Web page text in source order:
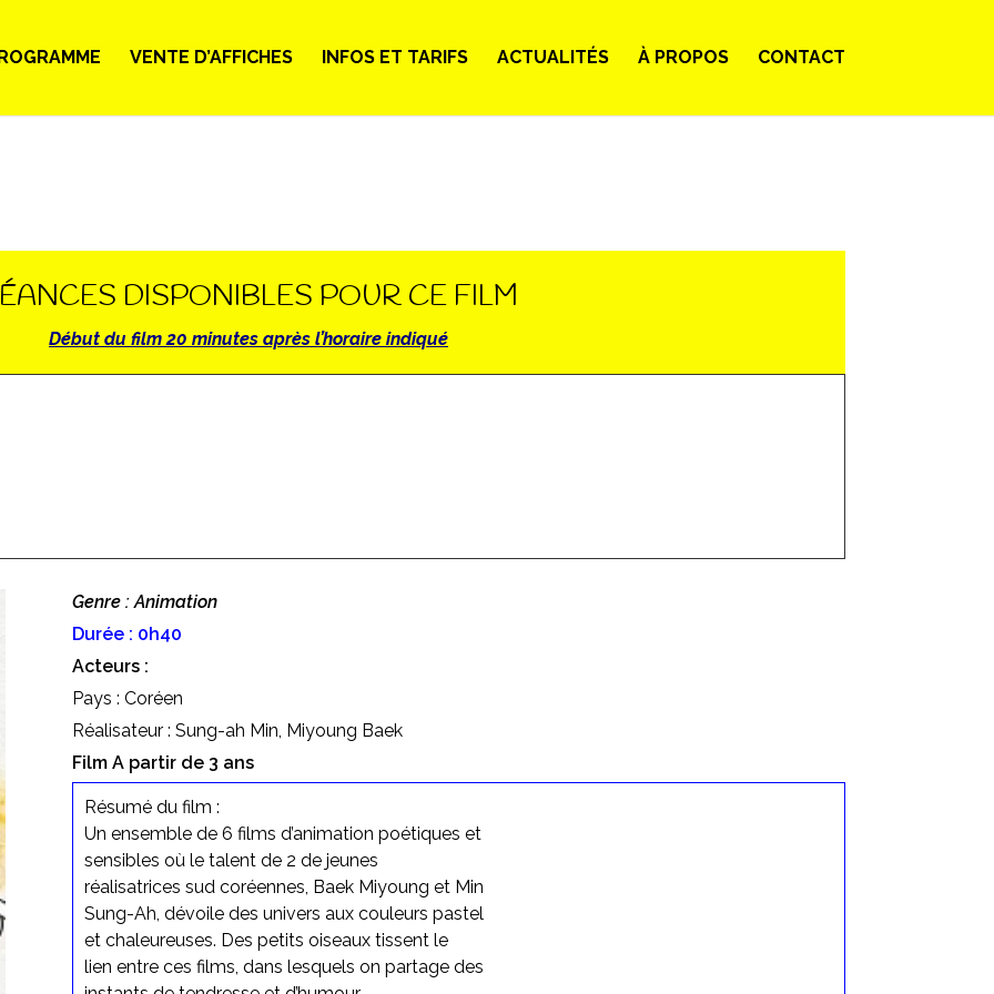
VENTE D’AFFICHES INFOS ET TARIFS ACTUALITÉS À PROPOS CONTACT
DISPONIBLES POUR CE FILM
Début du film 20 minutes après l’horaire indiqué
Genre : Animation
Durée : 0h40
Acteurs :
Pays : Coréen
Réalisateur : Sung-ah Min, Miyoung Baek
Film A partir de 3 ans
Résumé du film :
Un ensemble de 6 films d’animation poétiques et
sensibles où le talent de 2 de jeunes
réalisatrices sud coréennes, Baek Miyoung et Min
Sung-Ah, dévoile des univers aux couleurs pastel
et chaleureuses. Des petits oiseaux tissent le
lien entre ces films, dans lesquels on partage des